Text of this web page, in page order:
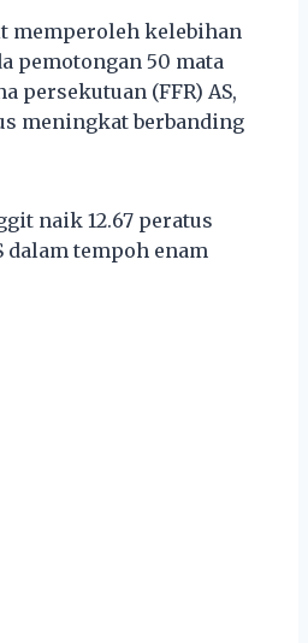
memperoleh kelebihan
pemotongan 50 mata
persekutuan (FFR) AS,
meningkat berbanding
naik 12.67 peratus
dalam tempoh enam